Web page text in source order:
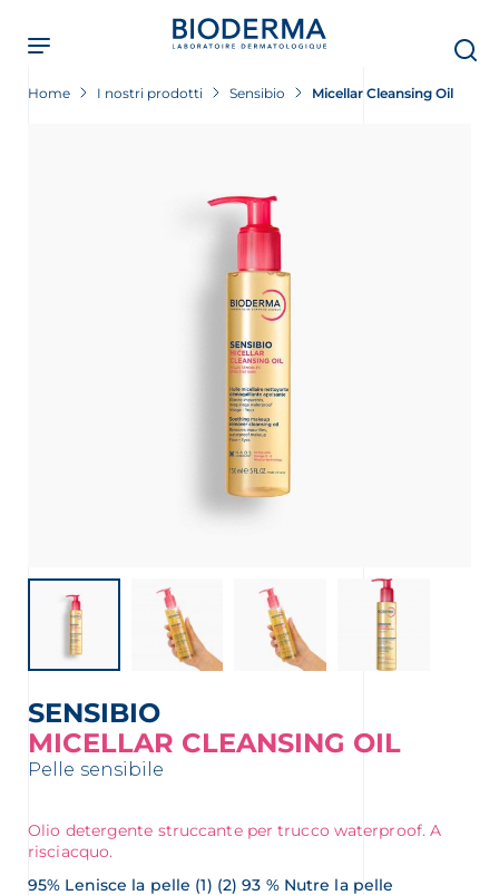
main
content
Home I nostri prodotti Sensibio Micellar Cleansing Oil
SENSIBIO
MICELLAR CLEANSING OIL
Pelle sensibile
Olio detergente struccante per trucco waterproof. A
risciacquo.
95% Lenisce la pelle (1) (2) 93 % Nutre la pelle